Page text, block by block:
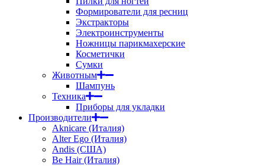
Формирователи для ресниц
Экстракторы
Электроинструменты
Ножницы парикмахерские
Косметички
Сумки
Животным
Шампунь
Техника
Приборы для укладки
Производители
Aknicare (Италия)
Alter Ego (Италия)
Andis (США)
Be Hair (Италия)